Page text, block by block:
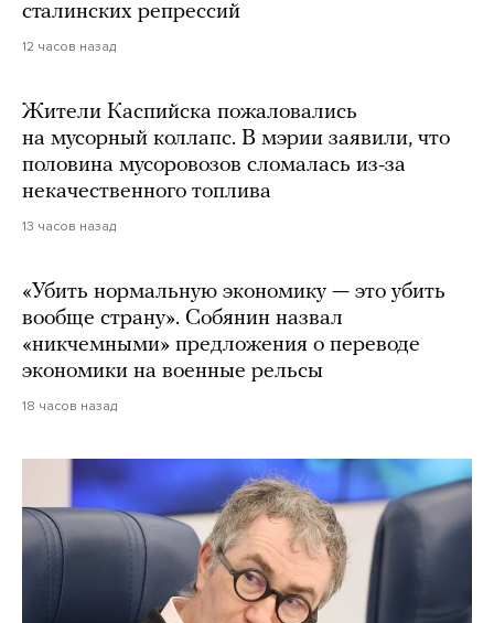
сталинских репрессий
12 часов назад
Жители Каспийска пожаловались
на мусорный коллапс. В мэрии заявили, что
половина мусоровозов сломалась из-за
некачественного топлива
13 часов назад
«Убить нормальную экономику — это убить
вообще страну». Собянин назвал
«никчемными» предложения о переводе
экономики на военные рельсы
18 часов назад